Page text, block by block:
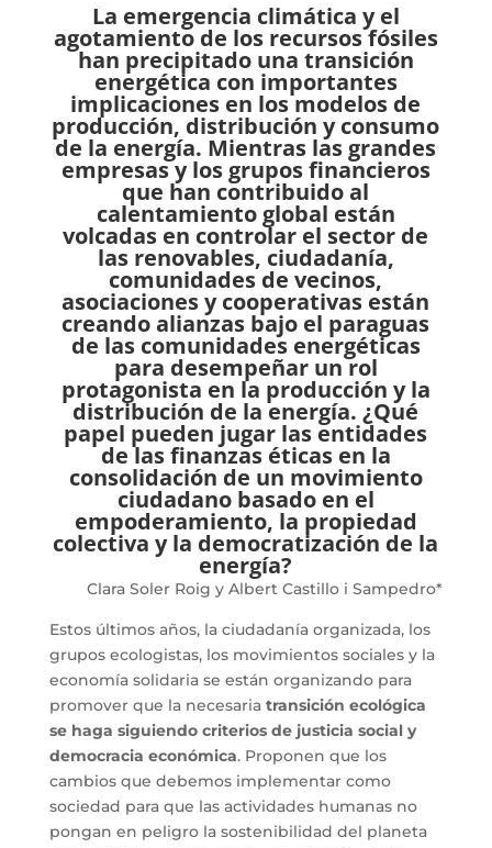
La emergencia climática y el
agotamiento de los recursos fósiles
han precipitado una transición
energética con importantes
implicaciones en los modelos de
producción, distribución y consumo
de la energía. Mientras las grandes
empresas y los grupos financieros
que han contribuido al
calentamiento global están
volcadas en controlar el sector de
las renovables, ciudadanía,
comunidades de vecinos,
asociaciones y cooperativas están
creando alianzas bajo el paraguas
de las comunidades energéticas
para desempeñar un rol
protagonista en la producción y la
distribución de la energía. ¿Qué
papel pueden jugar las entidades
de las finanzas éticas en la
consolidación de un movimiento
ciudadano basado en el
empoderamiento, la propiedad
colectiva y la democratización de la
energía?
Clara Soler Roig y Albert Castillo i Sampedro*
Estos últimos años, la ciudadanía organizada, los
grupos ecologistas, los movimientos sociales y la
economía solidaria se están organizando para
promover que la necesaria transición ecológica
se haga siguiendo criterios de justicia social y
democracia económica. Proponen que los
cambios que debemos implementar como
sociedad para que las actividades humanas no
pongan en peligro la sostenibilidad del planeta